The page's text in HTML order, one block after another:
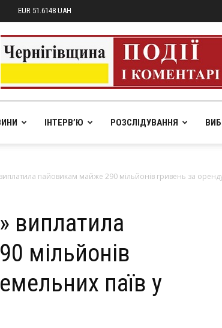
EUR 51.6148 UAH
pik.in.ua
ІНТЕРВ’Ю РОЗСЛІДУВАННЯ
пайовикам майже 290 мільйонів гривень за
виплатила
мільйонів
паїв у